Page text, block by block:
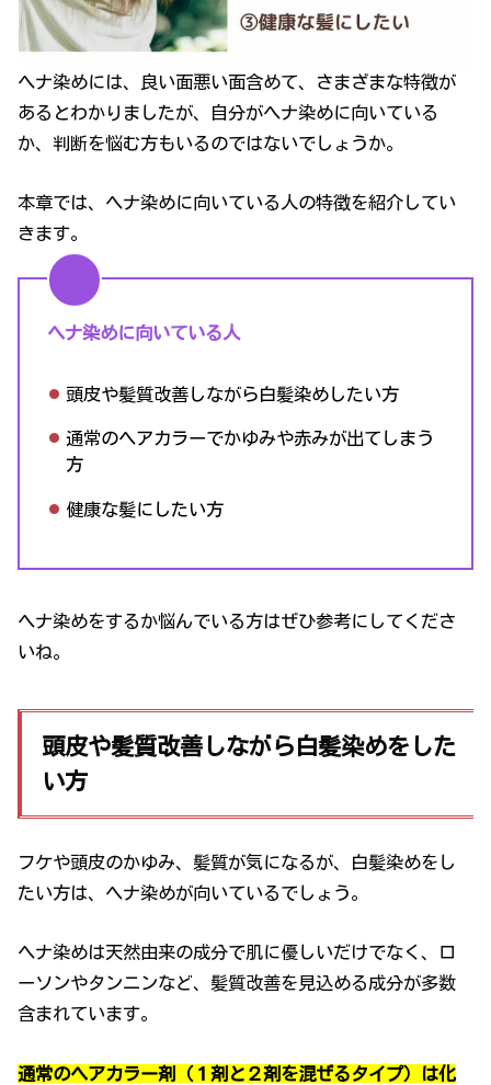
ヘナ染めには、良い面悪い面含めて、さまざまな特徴が
あるとわかりましたが、自分がヘナ染めに向いている
か、判断を悩む方もいるのではないでしょうか。
本章では、ヘナ染めに向いている人の特徴を紹介してい
きます。
ヘナ染めに向いている人
頭皮や髪質改善しながら白髪染めしたい方
通常のヘアカラーでかゆみや赤みが出てしまう
方
健康な髪にしたい方
ヘナ染めをするか悩んでいる方はぜひ参考にしてくださ
いね。
頭皮や髪質改善しながら白髪染めをした
い方
フケや頭皮のかゆみ、髪質が気になるが、白髪染めをし
たい方は、ヘナ染めが向いているでしょう。
ヘナ染めは天然由来の成分で肌に優しいだけでなく、ロ
ーソンやタンニンなど、髪質改善を見込める成分が多数
含まれています。
通常のヘアカラー剤（１剤と２剤を混ぜるタイプ）は化